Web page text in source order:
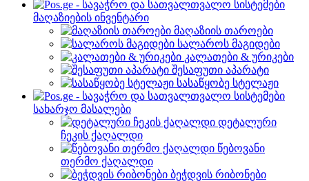
მაღაზიების ინვენტარი
მაღაზიის თაროები
სალაროს მაგიდები
კალათები & ურიკები
შესაფუთი აპარატი
სასაწყობე სტელაჟი
სახარჯო მასალები
დეტალური
ჩეკის ქაღალდი
წებოვანი
თერმო ქაღალდი
ბეჭდვის რიბონები